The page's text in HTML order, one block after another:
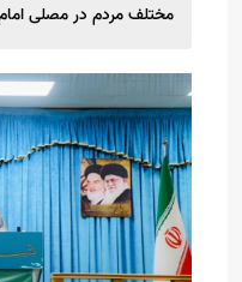
مختلف مردم در مصلی